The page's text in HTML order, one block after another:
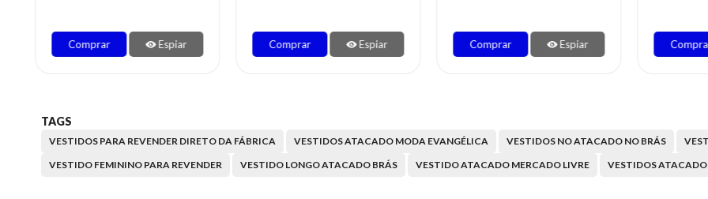
Comprar Espiar Comprar Espiar Comprar Espiar
TAGS
VESTIDOS PARA REVENDER DIRETO DA FÁBRICA VESTIDOS ATACADO MODA EVANGÉLICA VESTIDOS NO ATACADO NO BRÁS
VESTIDO FEMININO PARA REVENDER
VESTIDO LONGO ATACADO BRÁS VESTIDO ATACADO MERCADO LIVRE VESTIDOS